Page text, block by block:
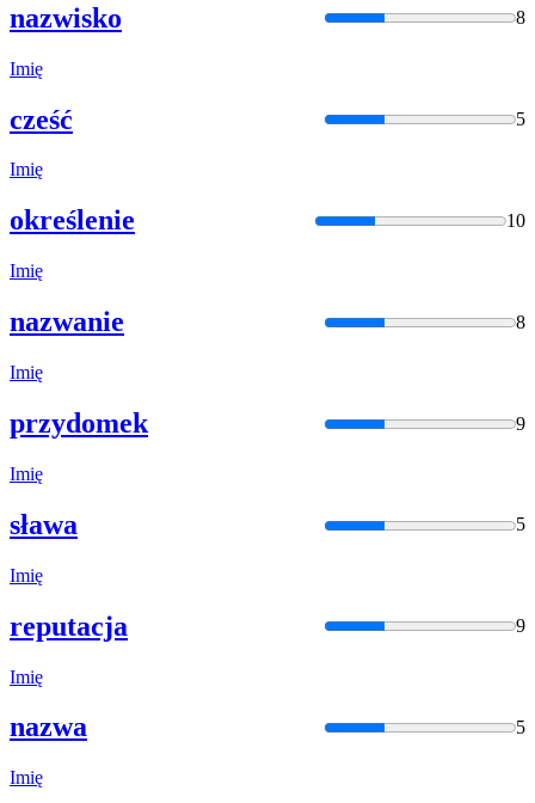
nazwisko 8
Imię
cześć 5
Imię
określenie 10
Imię
nazwanie 8
Imię
przydomek 9
Imię
sława 5
Imię
reputacja 9
Imię
nazwa 5
Imię